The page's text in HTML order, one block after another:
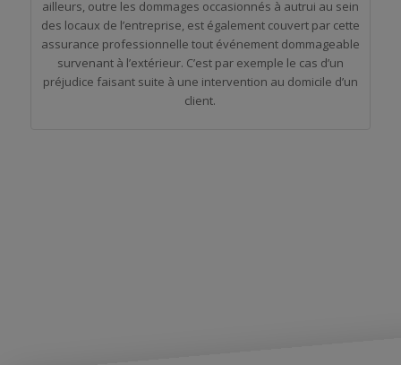
ailleurs, outre les dommages occasionnés à autrui au sein
des locaux de l’entreprise, est également couvert par cette
assurance professionnelle tout événement dommageable
survenant à l’extérieur. C’est par exemple le cas d’un
préjudice faisant suite à une intervention au domicile d’un
client.